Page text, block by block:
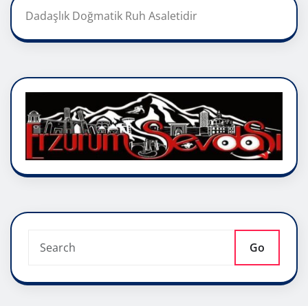
Dadaşlık Doğmatik Ruh Asaletidir
Go